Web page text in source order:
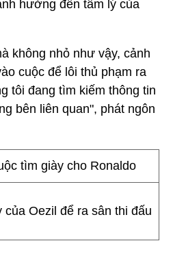
hưởng đến tâm lý của
không nhỏ như vậy, cảnh
cuộc để lôi thủ phạm ra
tôi đang tìm kiếm thông tin
bên liên quan", phát ngôn
Oezil để ra sân thi đấu